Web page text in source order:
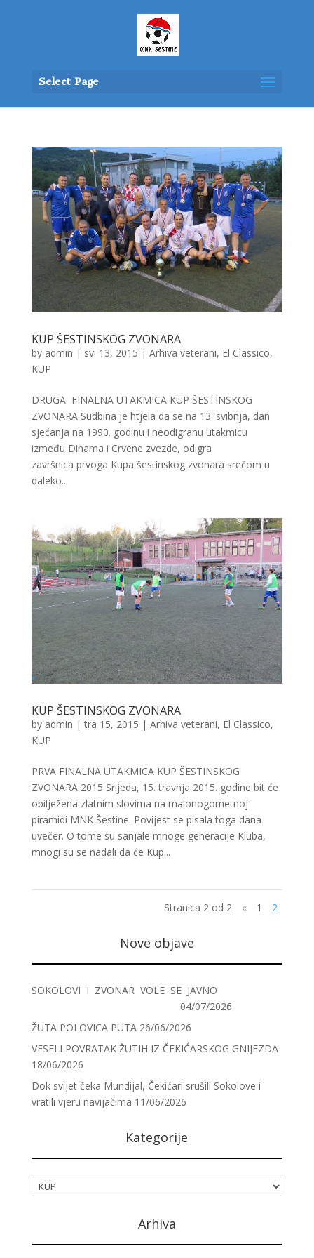
Select Page
KUP ŠESTINSKOG ZVONARA
by admin | svi 13, 2015 | Arhiva veterani, El Classico,
KUP
DRUGA FINALNA UTAKMICA KUP ŠESTINSKOG
ZVONARA Sudbina je htjela da se na 13. svibnja, dan
sjećanja na 1990. godinu i neodigranu utakmicu
između Dinama i Crvene zvezde, odigra
završnica prvoga Kupa šestinskog zvonara srećom u
daleko...
KUP ŠESTINSKOG ZVONARA
by admin |tra 15, 2015 | Arhiva veterani, El Classico,
KUP
PRVA FINALNA UTAKMICA KUP ŠESTINSKOG
ZVONARA 2015 Srijeda, 15. travnja 2015. godine bit će
obilježena zlatnim slovima na malonogometnoj
piramidi MNK Šestine. Povijest se pisala toga dana
uvečer. O tome su sanjale mnoge generacije Kluba,
mnogi su se nadali da će Kup...
Stranica 2 od 2 « 1 2
Nove objave
SOKOLOVI I ZVONAR VOLE SE JAVNO
04/07/2026
ŽUTA POLOVICA PUTA 26/06/2026
VESELI POVRATAK ŽUTIH IZ ČEKIĆARSKOG GNIJEZDA
18/06/2026
Dok svijet čeka Mundijal, Čekićari srušili Sokolove i
vratili vjeru navijačima 11/06/2026
Kategorije
Kategorije
Arhiva